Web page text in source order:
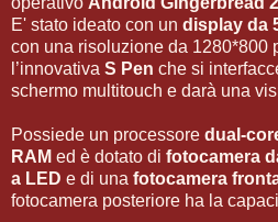
E' stato ideato con un display da
con una risoluzione da 1280*800
l’innovativa S Pen che si
schermo multitouch e darà una
Possiede un processore dual-
RAM ed è dotato di fotocamera
a LED e di una fotocamera
fotocamera posteriore ha la